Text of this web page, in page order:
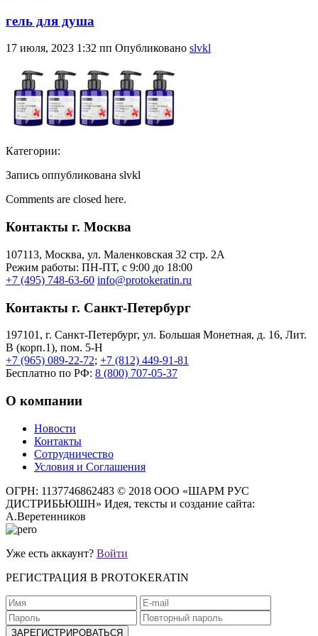
гель для душа
17 июля, 2023 1:32 пп Опубликовано slvkl
Категории:
Запись оппубликована slvkl
Comments are closed here.
Контакты г. Москва
107113, Moсква, ул. Маленковская 32 стр. 2А
Режим работы: ПН-ПТ, с 9:00 до 18:00
+7 (495) 748-63-60 info@protokeratin.ru
Контакты г. Санкт-Петербург
197101, г. Санкт-Петербург, ул. Большая Монетная, д. 16, Лит.
В (корп.1), пом. 5-Н
+7 (965) 089-22-72; +7 (812) 449-91-81
Бесплатно по РФ: 8 (800) 707-05-37
О компании
Новости
Контакты
Сотрудничество
Условия и Соглашения
ОГРН: 1137746862483 © 2018 ООО «ШАРМ РУС
ДИСТРИБЬЮШН» Идея, тексты и создание сайта:
А.Веретенников
Уже есть аккаунт? Войти
РЕГИСТРАЦИЯ В PROTOKERATIN